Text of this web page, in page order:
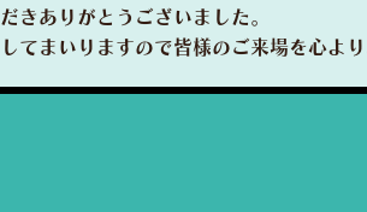
きありがとうございました。
てまいりますので皆様のご来場を心より